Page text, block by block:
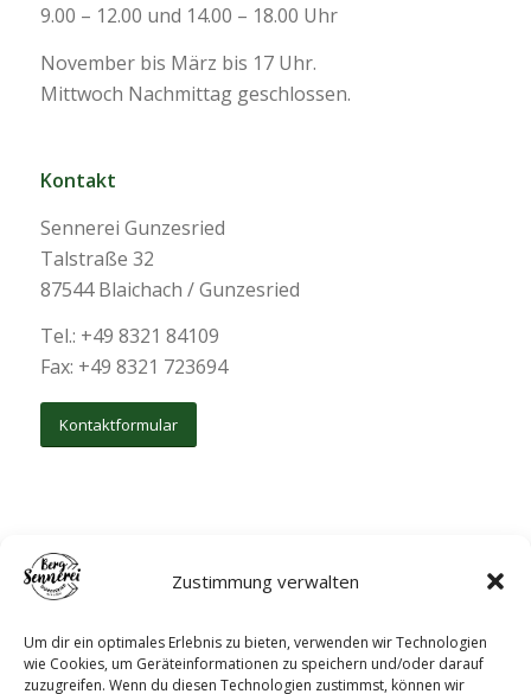
Zustimmung verwalten
Um dir ein optimales Erlebnis zu bieten, verwenden wir Technologien
wie Cookies, um Geräteinformationen zu speichern und/oder darauf
zuzugreifen. Wenn du diesen Technologien zustimmst, können wir
9.00 – 12.00 und 14.00 – 18.00 Uhr
November bis März bis 17 Uhr.
Mittwoch Nachmittag geschlossen.
Kontakt
Sennerei Gunzesried
Talstraße 32
87544 Blaichach / Gunzesried
Tel.: +49 8321 84109
Fax: +49 8321 723694
Kontaktformular